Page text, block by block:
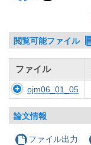
閲覧可能ファイル
ファイル
ojm06_01_05
論文情報
ファイル出力